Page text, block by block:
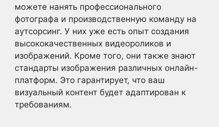
можете нанять профессионального
фотографа и производственную команду на
аутсорсинг. У них уже есть опыт создания
высококачественных видеороликов и
изображений. Кроме того, они также знают
стандарты изображения различных онлайн-
платформ. Это гарантирует, что ваш
визуальный контент будет адаптирован к
требованиям.